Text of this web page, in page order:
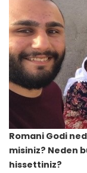
Romani Godi
misiniz? Neden
hissettiniz?